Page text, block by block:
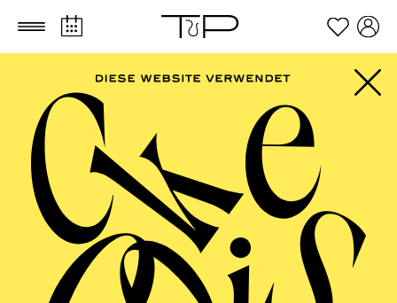
Zum Hauptinhalt springen Zum Footer springen